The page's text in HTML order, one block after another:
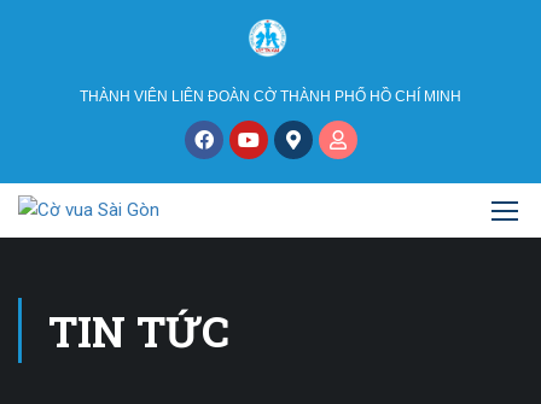
THÀNH VIÊN LIÊN ĐOÀN CỜ THÀNH PHỐ HỒ CHÍ MINH
TIN TỨC